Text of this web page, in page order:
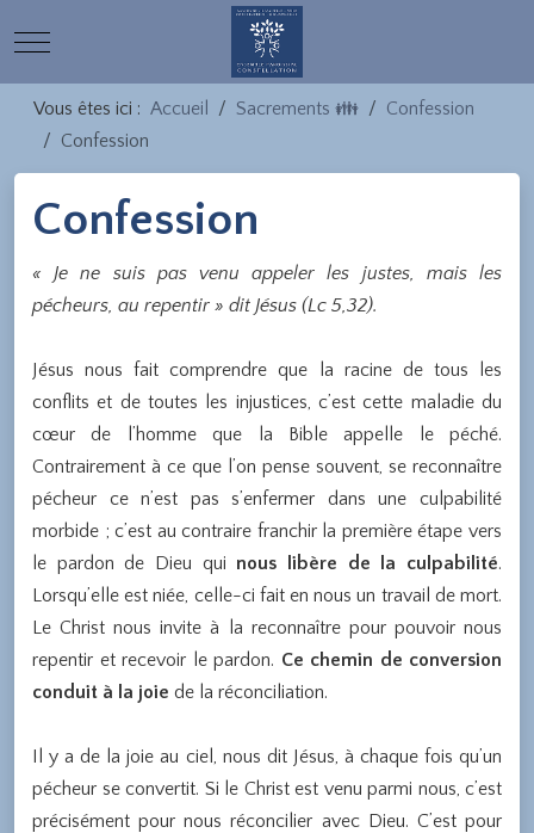
Mobile Menu Toggle
Vous êtes ici : Accueil Sacrements 👪
Confession
Confession
Confession
« Je ne suis pas venu appeler les justes, mais les
pécheurs, au repentir » dit Jésus (Lc 5,32).
Jésus nous fait comprendre que la racine de tous les
conflits et de toutes les injustices, c’est cette maladie du
cœur de l’homme que la Bible appelle le péché.
Contrairement à ce que l’on pense souvent, se reconnaître
pécheur ce n’est pas s’enfermer dans une culpabilité
morbide ; c’est au contraire franchir la première étape vers
le pardon de Dieu qui nous libère de la culpabilité.
Lorsqu’elle est niée, celle-ci fait en nous un travail de mort.
Le Christ nous invite à la reconnaître pour pouvoir nous
repentir et recevoir le pardon. Ce chemin de conversion
conduit à la joie de la réconciliation.
Il y a de la joie au ciel, nous dit Jésus, à chaque fois qu’un
pécheur se convertit. Si le Christ est venu parmi nous, c’est
précisément pour nous réconcilier avec Dieu. C’est pour